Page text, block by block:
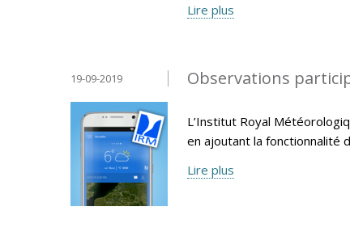
Lire plus
Observations
19-09-2019
L’Institut Royal
en ajoutant la fonctionnalité
Lire plus